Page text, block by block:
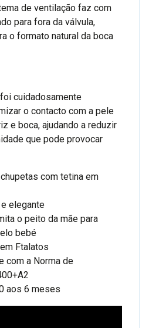
de ventilação faz com
para fora da válvula,
o formato natural da boca
cuidadosamente
o contacto com a pele
e boca, ajudando a reduzir
que pode provocar
com tetina em
elegante
o peito da mãe para
bebé
Ftalatos
com a Norma de
aos 6 meses